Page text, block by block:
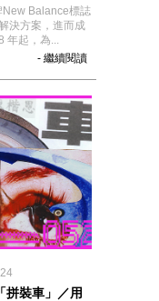
New Balance標誌
決方案，進而成
年起，為...
- 繼續閱讀
拼裝車」／用